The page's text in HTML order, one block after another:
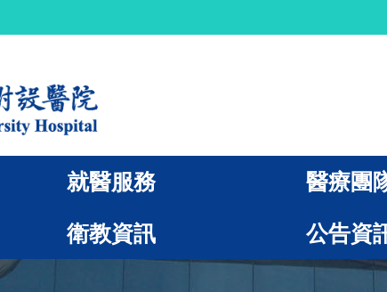
就醫服務 醫療團
衛教資訊 公告資